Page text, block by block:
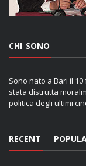
CHI SONO
Sono nato a Bari il
stata distrutta
politica degli ultimi
RECENT